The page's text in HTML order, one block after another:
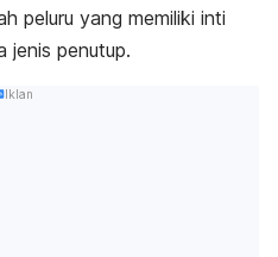
peluru yang memiliki inti
jenis penutup.
Iklan